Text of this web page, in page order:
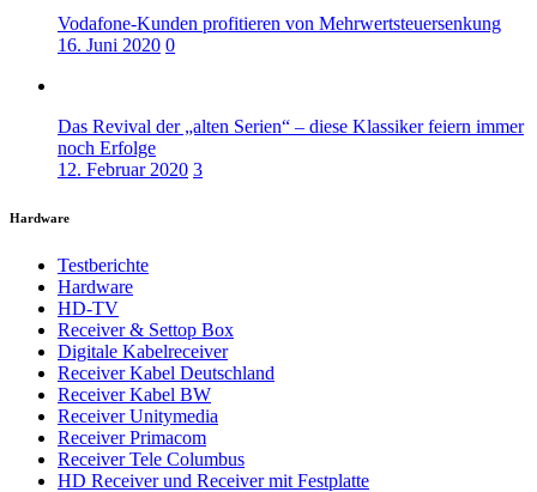
Vodafone-Kunden profitieren von Mehrwertsteuersenkung
16. Juni 2020 0
Das Revival der „alten Serien“ – diese Klassiker feiern immer
noch Erfolge
12. Februar 2020 3
Hardware
Testberichte
Hardware
HD-TV
Receiver & Settop Box
Digitale Kabelreceiver
Receiver Kabel Deutschland
Receiver Kabel BW
Receiver Unitymedia
Receiver Primacom
Receiver Tele Columbus
HD Receiver und Receiver mit Festplatte